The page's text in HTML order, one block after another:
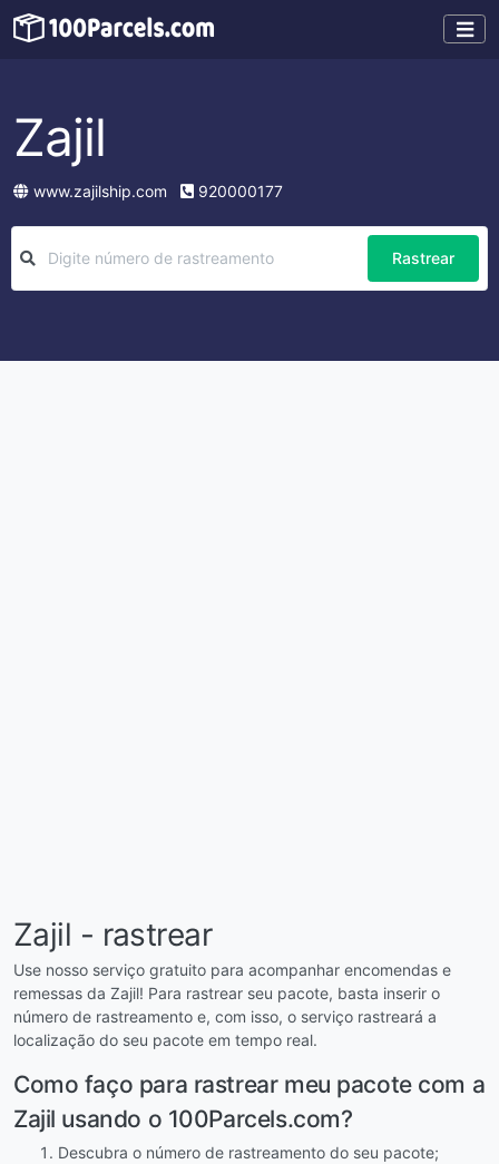
Zajil
www.zajilship.com 920000177
Rastrear
Zajil - rastrear
Use nosso serviço gratuito para acompanhar encomendas e
remessas da Zajil! Para rastrear seu pacote, basta inserir o
número de rastreamento e, com isso, o serviço rastreará a
localização do seu pacote em tempo real.
Como faço para rastrear meu pacote com a
Zajil usando o 100Parcels.com?
Descubra o número de rastreamento do seu pacote;